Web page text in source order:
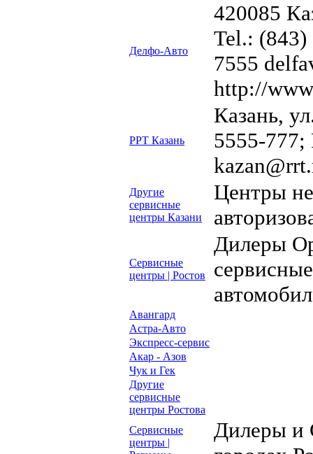
Делфо-Авто
420085
Tel.: (843)
7555
http://
РРТ Казань
Казань,
5555-777;
Другие
сервисные
центры Казани
Центры
Сервисные
центры | Ростов
Дилеры
Авангард
Астра-Авто
Экспресс-сервис
Акар - Азов
Чук и Гек
Другие
сервисные
центры Ростова
Сервисные
центры |
Дилеры и